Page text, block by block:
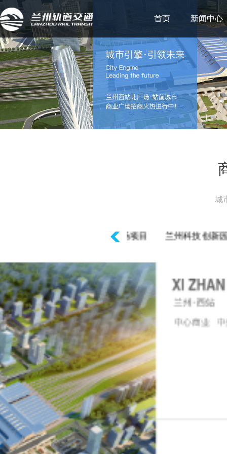
首页 新闻中心
城
东方红广场项目 兰州科技创新园